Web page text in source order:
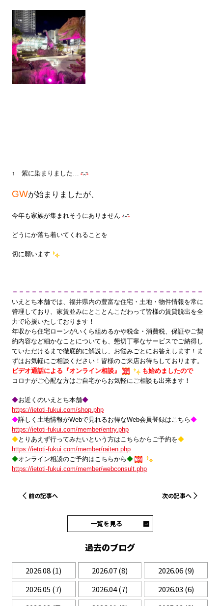
↑ 紫に染まりました…
GWが始まりましたが、
今年も家族が集まれそうにありません
どうにか落ち着いてくれることを
切に願います
＝＝＝＝＝＝＝＝＝＝＝＝＝＝＝＝＝＝＝＝＝＝＝＝＝＝＝＝＝＝
いえとち本舗では、福井県内の豊富な住宅・土地・物件情報を常に
管理しており、家賃並みにとことんこだわって皆様の賃貸脱出を全
力で応援いたしております！
年収から住宅ローンがいくら組めるかや税金・消費税、保証やご契
約内容など細かなことについても、懇切丁寧なサービスでご納得し
ていただけるまで徹底的に解説し、お悩みごとにお答えします！ま
ずはお気軽にご相談ください！皆様のご来店お待ちしております。
ビデオ通話による『オンライン相談』
も始めましたので
コロナがご心配な方はご自宅からお気軽にご相談も出来ます！
◆お近くのいえとち本舗◆
https://ietoti-fukui.com/shop.php
◆詳しく土地情報がWebで見れるお得なWeb会員登録はこちら◆
https://ietoti-fukui.com/member/entry.php
◆とりあえず行ってみたいという方はこちらからご予約を◆
https://ietoti-fukui.com/member/raiten.php
◆オンライン相談のご予約はこちらから◆
https://ietoti-fukui.com/member/webconsult.php
前の記事へ
一覧を見る
次の記事へ
過去のブログ
2026.08(1) 2026.07(8) 2026.06(9)
2026.05 (7) 2026.04(7) 2026.03 (6)